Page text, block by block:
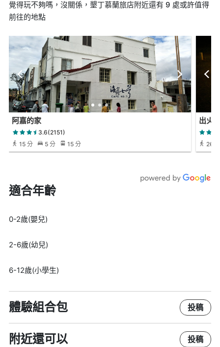
覺得玩不夠嗎，沒關係，墾丁慕蘭旅店附近還有 9 處或許值得
前往的地點
阿嘉的家
3.6(2151)
15 分
5 分 15 分
出火
26
適合年齡
0-2歲(嬰兒)
2-6歲(幼兒)
6-12歲(小學生)
體驗組合包 投稿
附近還可以 投稿